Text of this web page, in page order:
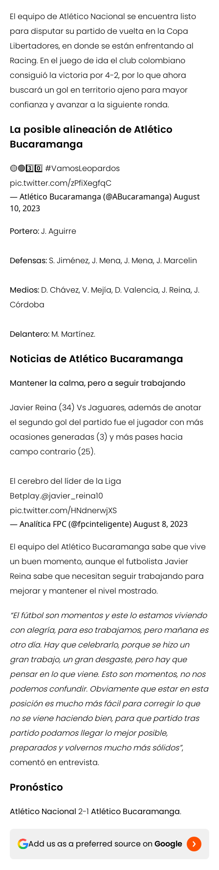
El equipo de Atlético Nacional se encuentra listo
para disputar su partido de vuelta en la Copa
Libertadores, en donde se están enfrentando al
Racing. En el juego de ida el club colombiano
consiguió la victoria por 4-2, por lo que ahora
buscará un gol en territorio ajeno para mayor
confianza y avanzar a la siguiente ronda.
La posible alineación de Atlético
Bucaramanga
🟡🟢3️⃣0️⃣ #VamosLeopardos
pic.twitter.com/zPfiXegfqC
— Atlético Bucaramanga (@ABucaramanga)August
10, 2023
Portero:J. Aguirre
Defensas: S. Jiménez, J. Mena, J. Mena, J. Marcelin
Medios: D. Chávez, V. Mejía, D. Valencia, J. Reina, J.
Córdoba
Delantero: M. Martínez.
Noticias de Atlético Bucaramanga
Mantener la calma, pero a seguir trabajando
Javier Reina (34) Vs Jaguares, además de anotar
el segundo gol del partido fue el jugador con más
ocasiones generadas (3) y más pases hacia
campo contrario (25).
El cerebro del líder de la Liga
Betplay.@javier_reina10
pic.twitter.com/HNdnerwjXS
— Analítica FPC (@fpcinteligente)August 8, 2023
El equipo del Atlético Bucaramanga sabe que vive
un buen momento, aunque el futbolista Javier
Reina sabe que necesitan seguir trabajando para
mejorar y mantener el nivel mostrado.
“El fútbol son momentos y este lo estamos viviendo
con alegría, para eso trabajamos, pero mañana es
otro día. Hay que celebrarlo, porque se hizo un
gran trabajo, un gran desgaste, pero hay que
pensar en lo que viene. Esto son momentos, no nos
podemos confundir. Obviamente que estar en esta
posición es mucho más fácil para corregir lo que
no se viene haciendo bien, para que partido tras
partido podamos llegar lo mejor posible,
preparados y volvernos mucho más sólidos”,
comentó en entrevista.
Pronóstico
Atlético Nacional 2-1 Atlético Bucaramanga.
Add us as a preferred source on Google